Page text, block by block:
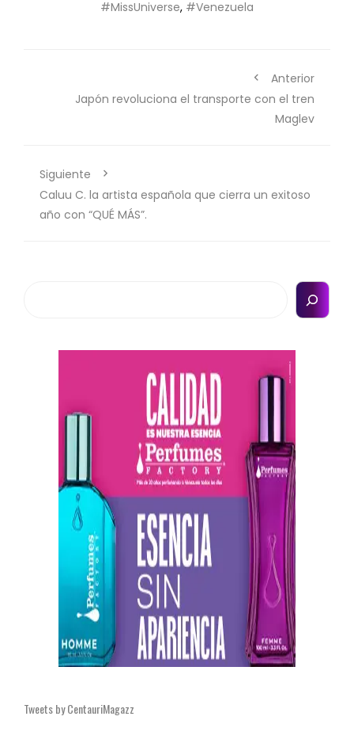
#MissUniverse, #Venezuela
Anterior
Japón revoluciona el transporte con el tren
Maglev
Siguiente
Caluu C. la artista española que cierra un exitoso
año con “QUÉ MÁS”.
Tweets by CentauriMagazz